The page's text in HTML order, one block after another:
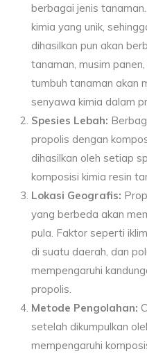
berbagai jenis
kimia yang unik,
dihasilkan pun akan
tanaman, musim
tumbuh tanaman akan
senyawa kimia dalam
Spesies Lebah:
propolis dengan
dihasilkan oleh setiap
komposisi kimia resin
Lokasi Geografis:
yang berbeda akan
pula. Faktor seperti
di suatu daerah, dan
mempengaruhi
propolis.
Metode Pengolahan:
setelah dikumpulkan
mempengaruhi